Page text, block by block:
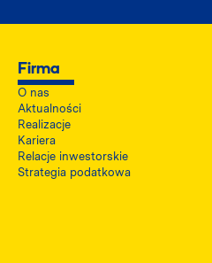
Firma
O nas
Aktualności
Realizacje
Kariera
Relacje inwestorskie
Strategia podatkowa